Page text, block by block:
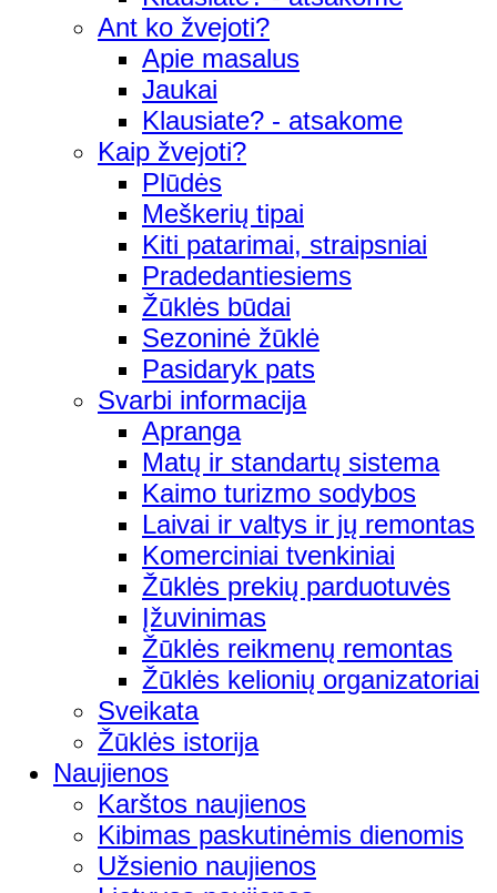
Ant ko žvejoti?
Apie masalus
Jaukai
Klausiate? - atsakome
Kaip žvejoti?
Plūdės
Meškerių tipai
Kiti patarimai, straipsniai
Pradedantiesiems
Žūklės būdai
Sezoninė žūklė
Pasidaryk pats
Svarbi informacija
Apranga
Matų ir standartų sistema
Kaimo turizmo sodybos
Laivai ir valtys ir jų remontas
Komerciniai tvenkiniai
Žūklės prekių parduotuvės
Įžuvinimas
Žūklės reikmenų remontas
Žūklės kelionių organizatoriai
Sveikata
Žūklės istorija
Naujienos
Karštos naujienos
Kibimas paskutinėmis dienomis
Užsienio naujienos